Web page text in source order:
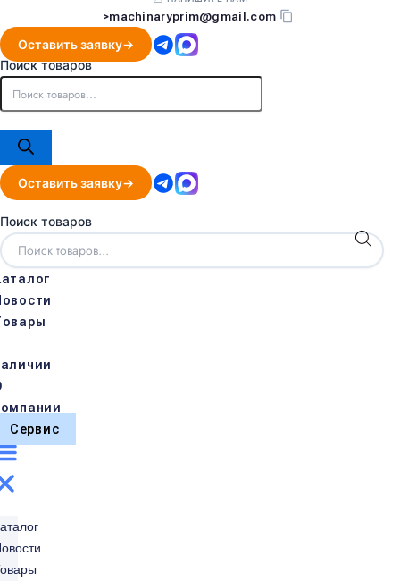
>machinaryprim@gmail.com
Оставить заявку
Поиск товаров
Оставить заявку
Поиск товаров
Сервис